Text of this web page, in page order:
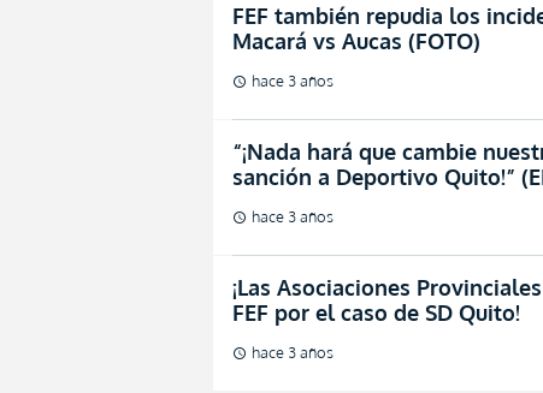
FEF también repudia los
Macará vs Aucas (FOTO)
schedule hace 3 años
“¡Nada hará que cambie
sanción a Deportivo Quito!”
schedule hace 3 años
¡Las Asociaciones
FEF por el caso de SD Quito!
schedule hace 3 años